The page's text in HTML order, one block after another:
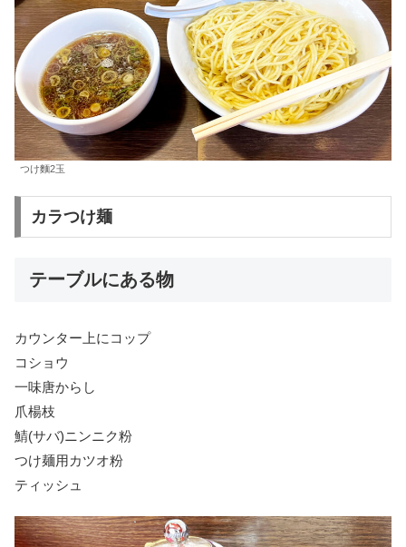
つけ麵2玉
カラつけ麺
テーブルにある物
カウンター上にコップ
コショウ
一味唐からし
爪楊枝
鯖(サバ)ニンニク粉
つけ麺用カツオ粉
ティッシュ